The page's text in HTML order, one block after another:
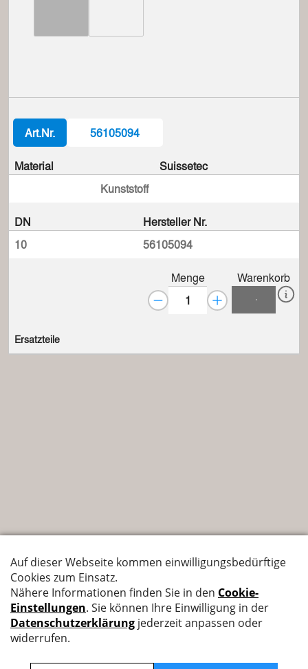
Art.Nr. 56105094
Material
Kunststoff
Suissetec
DN
Hersteller Nr.
10
56105094
Menge Warenkorb
Ersatzteile